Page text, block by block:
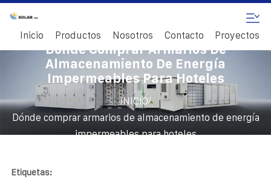
Inicio Productos Nosotros Contacto Proyectos
Dónde Comprar Armarios De
Almacenamiento De Energía
Impermeables Para Hoteles
INICIO/
Dónde comprar armarios de almacenamiento de energía
impermeables para hoteles
Etiquetas: